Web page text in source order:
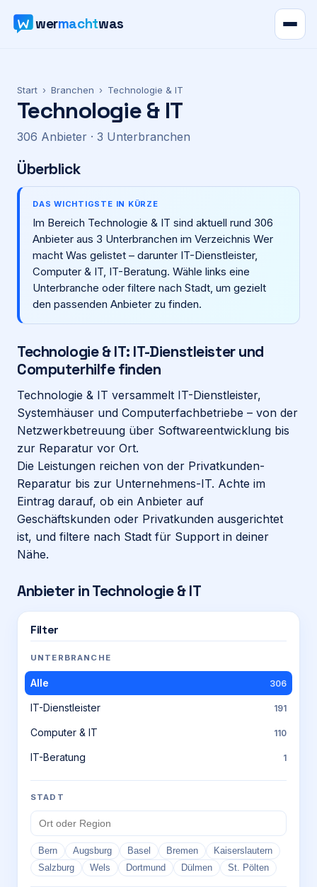
wermachtwas
Karte
Ratgeber
Werbung
Preise
Für Firmen
Login
Firma eintragen
Start › Branchen › Technologie & IT
Technologie & IT
306 Anbieter · 3 Unterbranchen
Überblick
DAS WICHTIGSTE IN KÜRZE
Im Bereich Technologie & IT sind aktuell rund 306
Anbieter aus 3 Unterbranchen im Verzeichnis Wer
macht Was gelistet – darunter IT-Dienstleister,
Computer & IT, IT-Beratung. Wähle links eine
Unterbranche oder filtere nach Stadt, um gezielt
den passenden Anbieter zu finden.
Technologie & IT: IT-Dienstleister und
Computerhilfe finden
Technologie & IT versammelt IT-Dienstleister,
Systemhäuser und Computerfachbetriebe – von der
Netzwerkbetreuung über Softwareentwicklung bis
zur Reparatur vor Ort.
Die Leistungen reichen von der Privatkunden-
Reparatur bis zur Unternehmens-IT. Achte im
Eintrag darauf, ob ein Anbieter auf
Geschäftskunden oder Privatkunden ausgerichtet
ist, und filtere nach Stadt für Support in deiner
Nähe.
Anbieter inTechnologie & IT
Filter
UNTERBRANCHE
Alle 306
IT-Dienstleister 191
Computer & IT 110
IT-Beratung 1
STADT
Bern Augsburg Basel Bremen
Kaiserslautern
Salzburg
Wels Dortmund Dülmen St. Pölten